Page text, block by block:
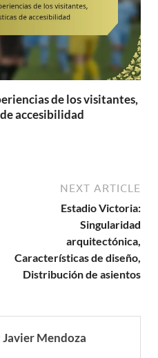
de los visitantes,
accesibilidad
NEXT ARTICLE
Estadio Victoria:
Singularidad
arquitectónica,
Características de diseño,
Distribución de asientos
Mendoza